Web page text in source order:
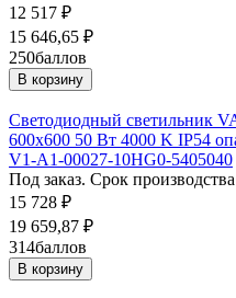
12 517 ₽
15 646,65 ₽
250баллов
В корзину
Светодиодный светильник
600х600 50 Вт 4000 K IP54
V1-A1-00027-10HG0-5405040
Под заказ. Срок
15 728 ₽
19 659,87 ₽
314баллов
В корзину